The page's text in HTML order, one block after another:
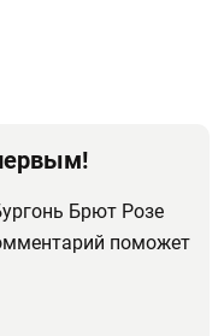
Брют Розе
поможет